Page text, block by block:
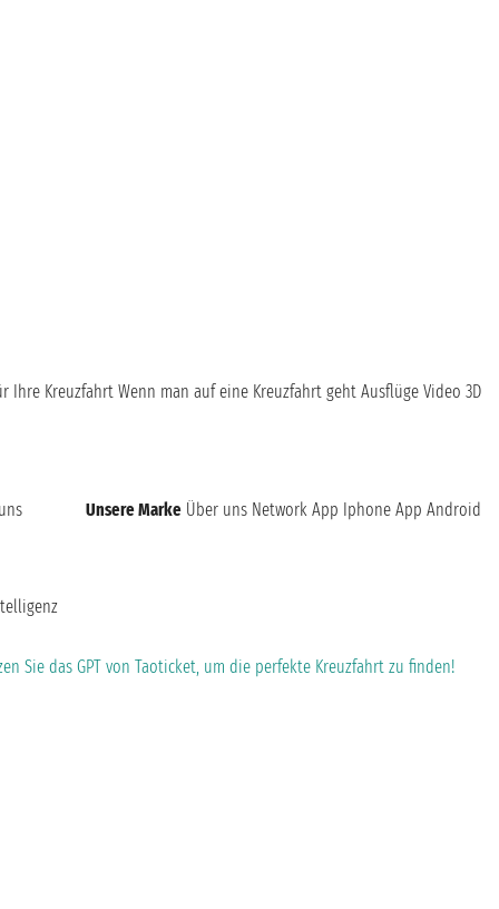
Ihre Kreuzfahrt Wenn man auf eine Kreuzfahrt geht Ausflüge Video 3D
Unsere Marke Über uns Network App Iphone App Android
Sie das GPT von Taoticket, um die perfekte Kreuzfahrt zu finden!